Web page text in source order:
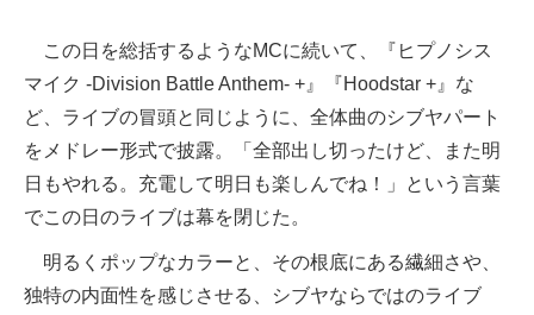
この日を総括するようなMCに続いて、『ヒプノシス
マイク -Division Battle Anthem- +』『Hoodstar +』な
ど、ライブの冒頭と同じように、全体曲のシブヤパート
をメドレー形式で披露。「全部出し切ったけど、また明
日もやれる。充電して明日も楽しんでね！」という言葉
でこの日のライブは幕を閉じた。
明るくポップなカラーと、その根底にある繊細さや、
独特の内面性を感じさせる、シブヤならではのライブ